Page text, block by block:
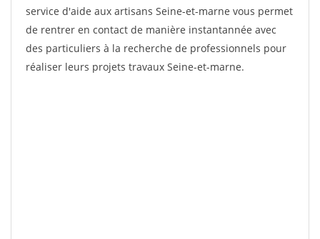
service d'aide aux artisans Seine-et-marne vous permet
de rentrer en contact de manière instantannée avec
des particuliers à la recherche de professionnels pour
réaliser leurs projets travaux Seine-et-marne.